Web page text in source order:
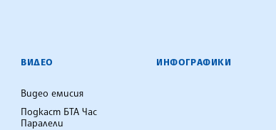
ВИДЕО
Видео емисия
Подкаст БТА Час
Паралели
ИНФОГРАФИКИ